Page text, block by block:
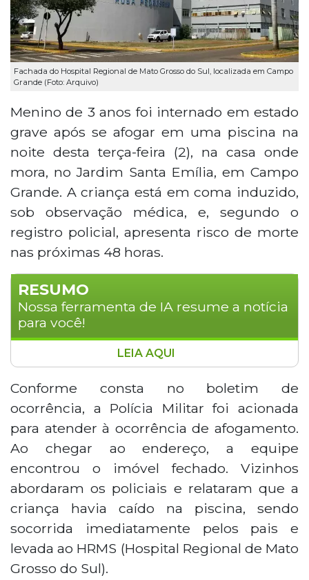
Fachada do Hospital Regional de Mato Grosso do Sul, localizada em Campo
Grande (Foto: Arquivo)
Menino de 3 anos foi internado em estado
grave após se afogar em uma piscina na
noite desta terça-feira (2), na casa onde
mora, no Jardim Santa Emília, em Campo
Grande. A criança está em coma induzido,
sob observação médica, e, segundo o
registro policial, apresenta risco de morte
nas próximas 48 horas.
RESUMO
Nossa ferramenta de IA resume a notícia
para você!
Criança de 3 anos foi internada em
estado grave após se afogar em uma
piscina em Campo Grande na noite de
terça-feira (2). O menino está em coma
induzido com risco de morte nas
próximas 48 horas. Os pais relataram que
a criança caiu na piscina enquanto o pai
tomava banho e a mãe preparava o
jantar. Médicos estimam que o menino
ficou submerso por dez minutos. Não
foram constatados sinais de maus-tratos.
LEIA AQUI
Conforme consta no boletim de
ocorrência, a Polícia Militar foi acionada
para atender à ocorrência de afogamento.
Ao chegar ao endereço, a equipe
encontrou o imóvel fechado. Vizinhos
abordaram os policiais e relataram que a
criança havia caído na piscina, sendo
socorrida imediatamente pelos pais e
levada ao HRMS (Hospital Regional de Mato
Grosso do Sul).